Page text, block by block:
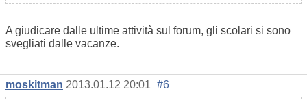
A giudicare dalle ultime attività sul forum, gli scolari si sono
svegliati dalle vacanze.
moskitman 2013.01.12 20:01 #6